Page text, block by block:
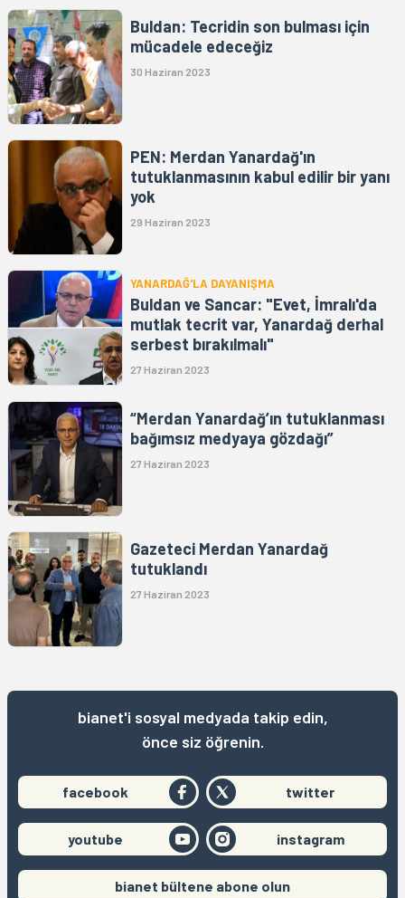
Buldan: Tecridin son bulması için
mücadele edeceğiz
30 Haziran 2023
PEN: Merdan Yanardağ'ın
tutuklanmasının kabul edilir bir yanı
yok
29 Haziran 2023
YANARDAĞ'LA DAYANIŞMA
Buldan ve Sancar: "Evet, İmralı'da
mutlak tecrit var, Yanardağ derhal
serbest bırakılmalı"
27 Haziran 2023
“Merdan Yanardağ’ın tutuklanması
bağımsız medyaya gözdağı”
27 Haziran 2023
Gazeteci Merdan Yanardağ
tutuklandı
27 Haziran 2023
bianet'i sosyal medyada takip edin,
önce siz öğrenin.
facebook twitter
youtube instagram
bianet bültene abone olun